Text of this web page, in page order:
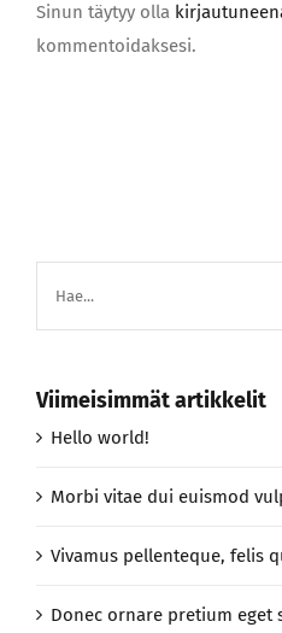
Sinun täytyy olla
kommentoidaksesi.
Viimeisimmät artikkelit
Hello world!
Morbi vitae dui euismod
Vivamus pellenteque, felis
Donec ornare pretium eget